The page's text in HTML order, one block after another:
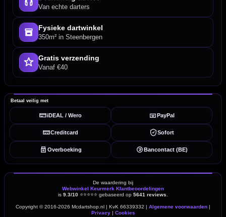
Van echte darters
Fysieke dartwinkel
350m² in Steenbergen
Gratis verzending
Vanaf €40
Betaal veilig met
iDEAL / Wero PayPal
Creditcard Sofort
Overboeking Bancontact (BE)
De waardering bij
Webwinkel Keurmerk Klantbeoordelingen
is 9.3/10 ⭐⭐⭐⭐⭐ gebaseerd op 5641 reviews
Copyright © 2016-2026 Mcdartshop.nl | KvK 66339332 | Algemene voorwaarden |
Privacy| Cookies